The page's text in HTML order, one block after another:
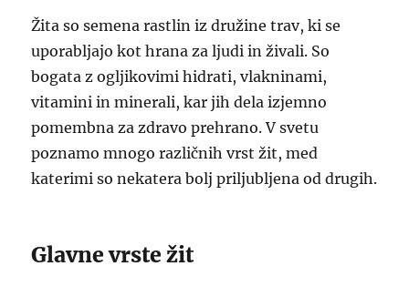
Žita so semena rastlin iz družine trav, ki se
uporabljajo kot hrana za ljudi in živali. So
bogata z ogljikovimi hidrati, vlakninami,
vitamini in minerali, kar jih dela izjemno
pomembna za zdravo prehrano. V svetu
poznamo mnogo različnih vrst žit, med
katerimi so nekatera bolj priljubljena od drugih.
Glavne vrste žit